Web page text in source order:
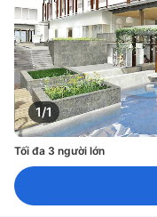
1/1
Tối đa 3 người lớn